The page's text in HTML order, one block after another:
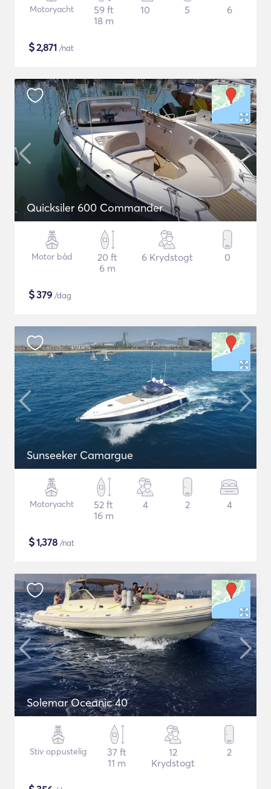
Motoryacht
59 ft
18 m
10 5 6
$2,871 /nat
Quicksiler 600 Commander
Motor båd
20 ft
6 m
6 Krydstogt 0
$379 /dag
Sunseeker Camargue
Motoryacht
52 ft
16 m
4 2 4
$1,378 /nat
Solemar Oceanic 40
Stiv oppustelig
37 ft
11 m
12
Krydstogt
2